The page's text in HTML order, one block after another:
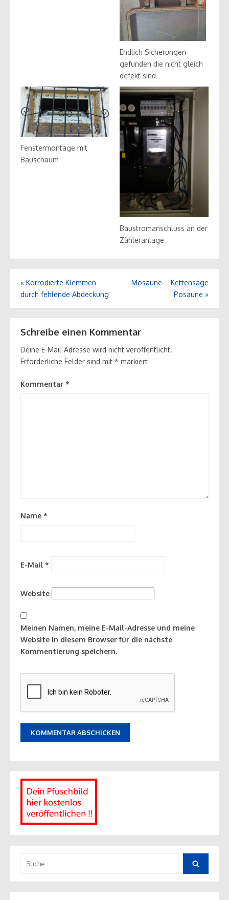
Endlich Sicherungen
gefunden die nicht gleich
defekt sind
Fenstermontage mit
Bauschaum
Baustromanschluss an der
Zähleranlage
Beitrags-
Navigation
« Korrodierte Klemmen
durch fehlende Abdeckung
Mosaune – Kettensäge
Posaune »
Schreibe einen Kommentar
Deine E-Mail-Adresse wird nicht veröffentlicht.
Erforderliche Felder sind mit * markiert
Kommentar *
Name *
E-Mail *
Website
Meinen Namen, meine E-Mail-Adresse und meine
Website in diesem Browser für die nächste
Kommentierung speichern.
nach:
Suche